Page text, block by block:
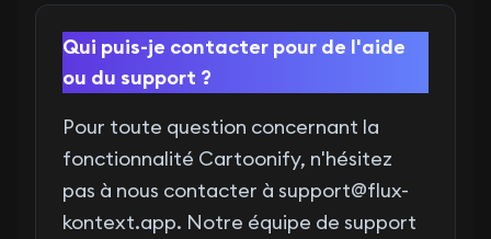
Qui puis-je contacter pour de l'aide
ou du support ?
Pour toute question concernant la
fonctionnalité Cartoonify, n'hésitez
pas à nous contacter à support@flux-
kontext.app. Notre équipe de support